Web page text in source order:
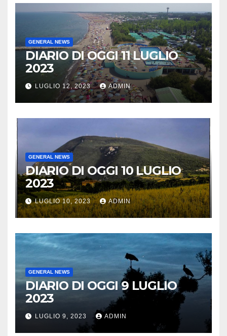
GENERAL NEWS
DIARIO DI OGGI 11 LUGLIO
2023
LUGLIO 12, 2023 ADMIN
GENERAL NEWS
DIARIO DI OGGI 10 LUGLIO
2023
LUGLIO 10, 2023 ADMIN
GENERAL NEWS
DIARIO DI OGGI 9 LUGLIO
2023
LUGLIO 9, 2023 ADMIN